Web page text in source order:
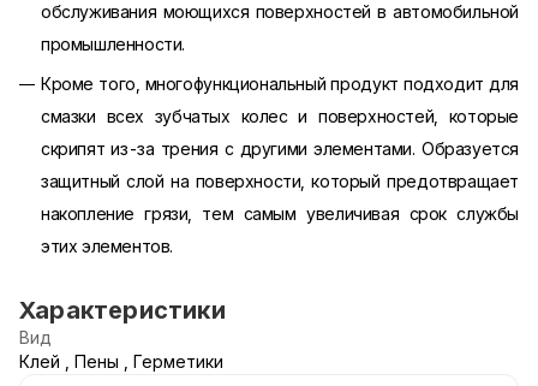
обслуживания моющихся поверхностей в автомобильной
промышленности.
Кроме того, многофункциональный продукт подходит для
смазки всех зубчатых колес и поверхностей, которые
скрипят из-за трения с другими элементами. Образуется
защитный слой на поверхности, который предотвращает
накопление грязи, тем самым увеличивая срок службы
этих элементов.
Характеристики
Вид
Клей , Пены , Герметики